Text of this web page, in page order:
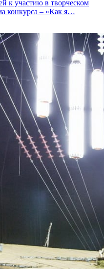
к участию в творческом
конкурса – «Как я…